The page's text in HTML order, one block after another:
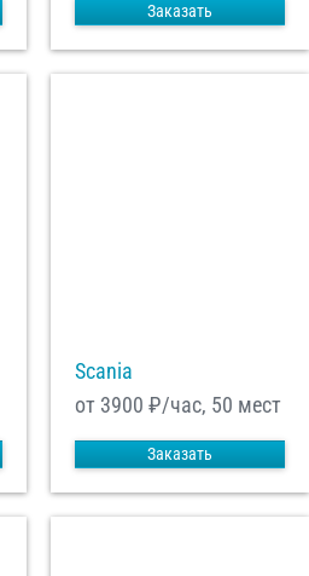
Заказать
Scania
от 3900 ₽/час, 50 мест
Заказать